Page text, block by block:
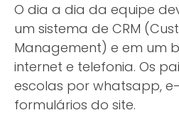
O dia a dia da equipe
um sistema de CRM
Management) e em um
internet e telefonia. Os
escolas por whatsapp,
formulários do site.